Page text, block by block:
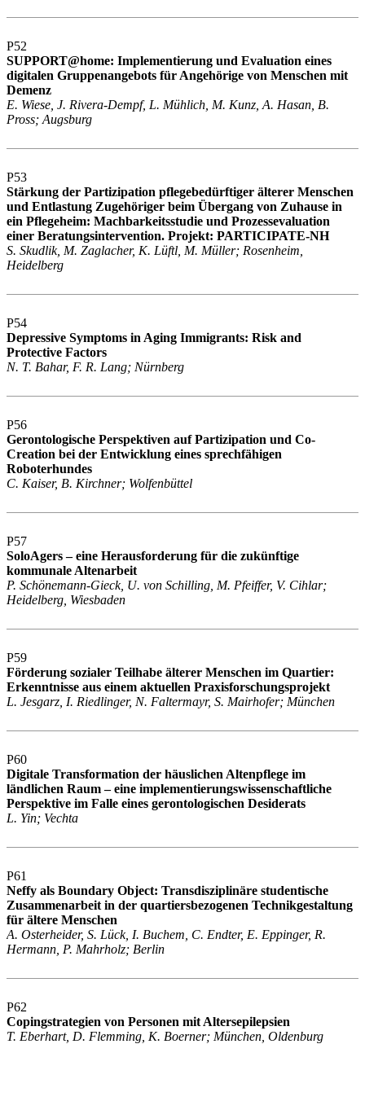
P52
SUPPORT@home: Implementierung und Evaluation eines
digitalen Gruppenangebots für Angehörige von Menschen mit
Demenz
E. Wiese, J. Rivera-Dempf, L. Mühlich, M. Kunz, A. Hasan, B.
Pross; Augsburg
P53
Stärkung der Partizipation pflegebedürftiger älterer Menschen
und Entlastung Zugehöriger beim Übergang von Zuhause in
ein Pflegeheim: Machbarkeitsstudie und Prozessevaluation
einer Beratungsintervention. Projekt: PARTICIPATE-NH
S. Skudlik, M. Zaglacher, K. Lüftl, M. Müller; Rosenheim,
Heidelberg
P54
Depressive Symptoms in Aging Immigrants: Risk and
Protective Factors
N. T. Bahar, F. R. Lang; Nürnberg
P56
Gerontologische Perspektiven auf Partizipation und Co-
Creation bei der Entwicklung eines sprechfähigen
Roboterhundes
C. Kaiser, B. Kirchner; Wolfenbüttel
P57
SoloAgers – eine Herausforderung für die zukünftige
kommunale Altenarbeit
P. Schönemann-Gieck, U. von Schilling, M. Pfeiffer, V. Cihlar;
Heidelberg, Wiesbaden
P59
Förderung sozialer Teilhabe älterer Menschen im Quartier:
Erkenntnisse aus einem aktuellen Praxisforschungsprojekt
L. Jesgarz, I. Riedlinger, N. Faltermayr, S. Mairhofer; München
P60
Digitale Transformation der häuslichen Altenpflege im
ländlichen Raum – eine implementierungswissenschaftliche
Perspektive im Falle eines gerontologischen Desiderats
L. Yin; Vechta
P61
Neffy als Boundary Object: Transdisziplinäre studentische
Zusammenarbeit in der quartiersbezogenen Technikgestaltung
für ältere Menschen
A. Osterheider, S. Lück, I. Buchem, C. Endter, E. Eppinger, R.
Hermann, P. Mahrholz; Berlin
P62
Copingstrategien von Personen mit Altersepilepsien
T. Eberhart, D. Flemming, K. Boerner; München, Oldenburg